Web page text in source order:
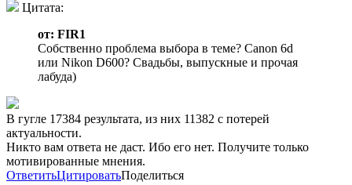
Цитата:
от: FIR1
Собственно проблема выбора в теме? Canon 6d
или Nikon D600? Свадьбы, выпускные и прочая
лабуда)
В гугле 17384 результата, из них 11382 с потерей
актуальности.
Никто вам ответа не даст. Ибо его нет. Получите только
мотивированные мнения.
ОтветитьЦитироватьПоделиться